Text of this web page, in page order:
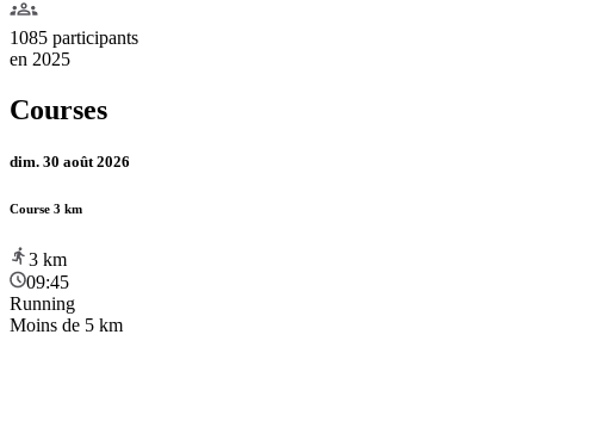
1085 participants
en 2025
Courses
dim. 30 août 2026
Course 3 km
3 km
09:45
Running
Moins de 5 km